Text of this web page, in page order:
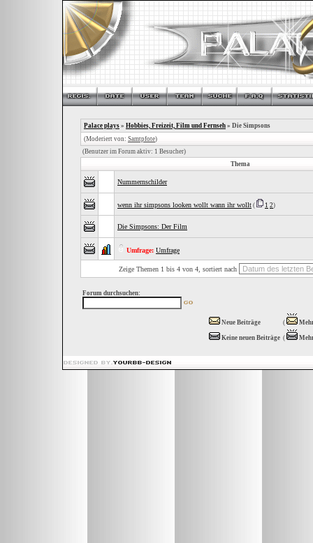
Palace plays » Hobbies, Freizeit, Film und Fernseh » Die Simpsons
(Moderiert von: Samtpfote)
(Benutzer im Forum aktiv: 1 Besucher)
Thema
Nummernschilder
wenn ihr simpsons looken wollt wann ihr wollt ( 1 2)
Die Simpsons: Der Film
Umfrage: Umfrage
Zeige Themen 1 bis 4 von 4, sortiert nach
Forum durchsuchen:
Neue Beiträge (
Keine neuen Beiträge (